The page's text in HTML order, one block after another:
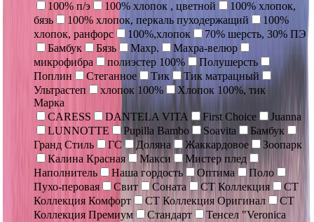
100% п/э
100% хлопок , цветной
100% хлопок,
бязь
100% хлопок, перкаль пуходержащий
100%
хлопок, ранфорс
100%,хлопок
70% шерсть, 30% ПЭ
Бамбук
Бязь Махр.
Махра-велюр
микрофибра
полиэстер 100%
Полушерсть
Поплин
Стеганное Тик
Тик матрацный
Ультрастеп
хлопок 100%
Хлопок 100%, тик
Марка
CARESS
DANTELA VITA First Choice
Juanna
LUNNOTTE
Pupilla Bambo Soavita
Бамбук
Гранд Стиль
ГС Доляна Жаккардовое
Зоопарк
Калина Красная
Макси
Мистер плед
Наполнитель
Наша гордость Оптима
Поло
Пухо-перовая
Свит Соната СТ Коллекция
СТ
Коллекция Комфорт
СТ Коллекция Оригинал
СТ
Коллекция Премиум
Стандарт
Тенсел "Veronica